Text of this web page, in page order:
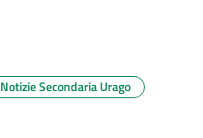
Notizie Secondaria Urago